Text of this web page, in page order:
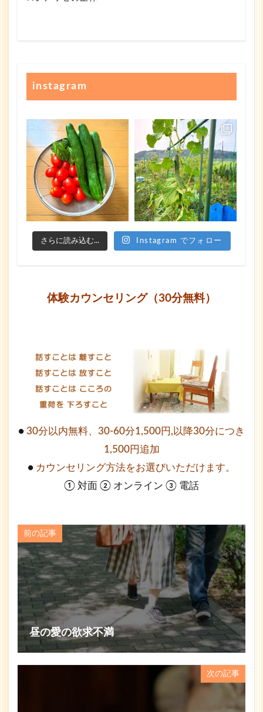
instagram
さらに読み込む... Instagram でフォロー
体験カウンセリング（30分無料）
● 30分以内無料、30-60分1,500円,以降30分につき
1,500円追加
● カウンセリング方法をお選びいただけます。
① 対面 ② オンライン ③ 電話
前の記事
昼の愛の欲求不満
次の記事